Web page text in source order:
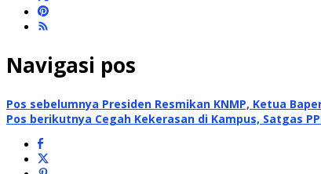
Navigasi pos
Pos sebelumnya Presiden Resmikan KNMP, Ketua
Pos berikutnya Cegah Kekerasan di Kampus, Satgas